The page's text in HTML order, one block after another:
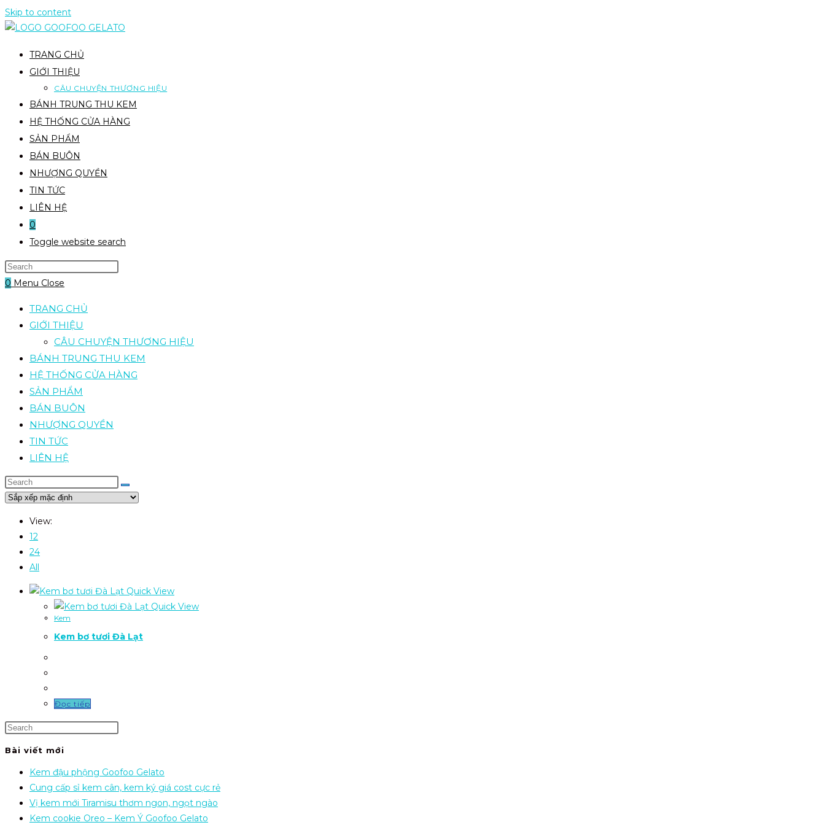
Skip to content
TRANG CHỦ
GIỚI THIỆU
CÂU CHUYỆN THƯƠNG HIỆU
BÁNH TRUNG THU KEM
HỆ THỐNG CỬA HÀNG
SẢN PHẨM
BÁN BUÔN
NHƯỢNG QUYỀN
TIN TỨC
LIÊN HỆ
0
Toggle website search
0 Menu Close
TRANG CHỦ
GIỚI THIỆU
CÂU CHUYỆN THƯƠNG HIỆU
BÁNH TRUNG THU KEM
HỆ THỐNG CỬA HÀNG
SẢN PHẨM
BÁN BUÔN
NHƯỢNG QUYỀN
TIN TỨC
LIÊN HỆ
View:
12
24
All
Quick View
Quick View
Kem
Kem bơ tươi Đà Lạt
Đọc tiếp
Bài viết mới
Kem đậu phộng Goofoo Gelato
Cung cấp sỉ kem cân, kem ký giá cost cực rẻ
Vị kem mới Tiramisu thơm ngon, ngọt ngào
Kem cookie Oreo – Kem Ý Goofoo Gelato